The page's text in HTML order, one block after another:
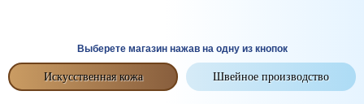
Выберете магазин нажав на одну из кнопок
Искусственная кожа Швейное производство